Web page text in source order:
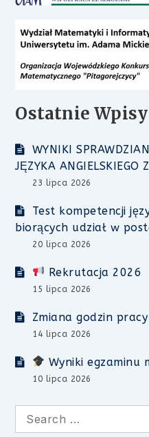
Ostatnie Wpisy
WYNIKI
JĘZYKA
23 lipca 2026
Test kompetencji
biorących udział w
20 lipca 2026
Rekrutacja 2026
15 lipca 2026
Zmiana godzin
14 lipca 2026
Wyniki egzaminu
10 lipca 2026
Search
for: